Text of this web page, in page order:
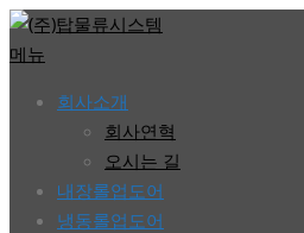
콘
텐
메뉴
회사소개
회사연혁
오시는 길
내장롤업도어
냉동롤업도어